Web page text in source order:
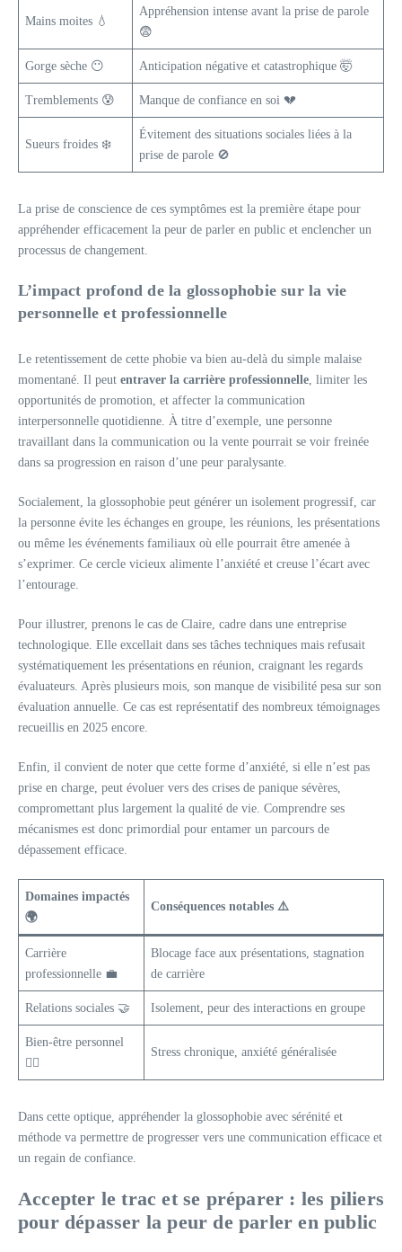
Mains moites 💧
Appréhension intense avant la prise de parole
😨
Gorge sèche 😶 Anticipation négative et catastrophique 🤯
Tremblements 😰 Manque de confiance en soi 💔
Sueurs froides ❄️
Évitement des situations sociales liées à la
prise de parole 🚫
La prise de conscience de ces symptômes est la première étape pour
appréhender efficacement la peur de parler en public et enclencher un
processus de changement.
L’impact profond de la glossophobie sur la vie
personnelle et professionnelle
Le retentissement de cette phobie va bien au-delà du simple malaise
momentané. Il peut entraver la carrière professionnelle, limiter les
opportunités de promotion, et affecter la communication
interpersonnelle quotidienne. À titre d’exemple, une personne
travaillant dans la communication ou la vente pourrait se voir freinée
dans sa progression en raison d’une peur paralysante.
Socialement, la glossophobie peut générer un isolement progressif, car
la personne évite les échanges en groupe, les réunions, les présentations
ou même les événements familiaux où elle pourrait être amenée à
s’exprimer. Ce cercle vicieux alimente l’anxiété et creuse l’écart avec
l’entourage.
Pour illustrer, prenons le cas de Claire, cadre dans une entreprise
technologique. Elle excellait dans ses tâches techniques mais refusait
systématiquement les présentations en réunion, craignant les regards
évaluateurs. Après plusieurs mois, son manque de visibilité pesa sur son
évaluation annuelle. Ce cas est représentatif des nombreux témoignages
recueillis en 2025 encore.
Enfin, il convient de noter que cette forme d’anxiété, si elle n’est pas
prise en charge, peut évoluer vers des crises de panique sévères,
compromettant plus largement la qualité de vie. Comprendre ses
mécanismes est donc primordial pour entamer un parcours de
dépassement efficace.
Domaines impactés
🌍
Conséquences notables ⚠️
Carrière
professionnelle 💼
Blocage face aux présentations, stagnation
de carrière
Relations sociales 🤝 Isolement, peur des interactions en groupe
Bien-être personnel
🧘‍♂️
Stress chronique, anxiété généralisée
Dans cette optique, appréhender la glossophobie avec sérénité et
méthode va permettre de progresser vers une communication efficace et
un regain de confiance.
Accepter le trac et se préparer : les piliers
pour dépasser la peur de parler en public